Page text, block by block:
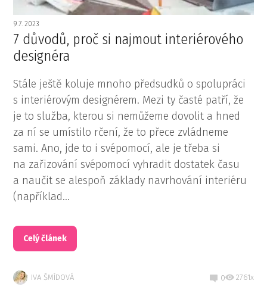
9.7. 2023
7 důvodů, proč si najmout interiérového
designéra
Stále ještě koluje mnoho předsudků o spolupráci
s interiérovým designérem. Mezi ty časté patří, že
je to služba, kterou si nemůžeme dovolit a hned
za ní se umístilo rčení, že to přece zvládneme
sami. Ano, jde to i svépomocí, ale je třeba si
na zařizování svépomocí vyhradit dostatek času
a naučit se alespoň základy navrhování interiéru
(například...
Celý článek
IVA ŠMÍDOVÁ 0 2761x